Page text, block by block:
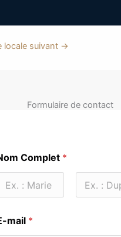
locale suivant →
Formulaire de contact
Complet *
mail *